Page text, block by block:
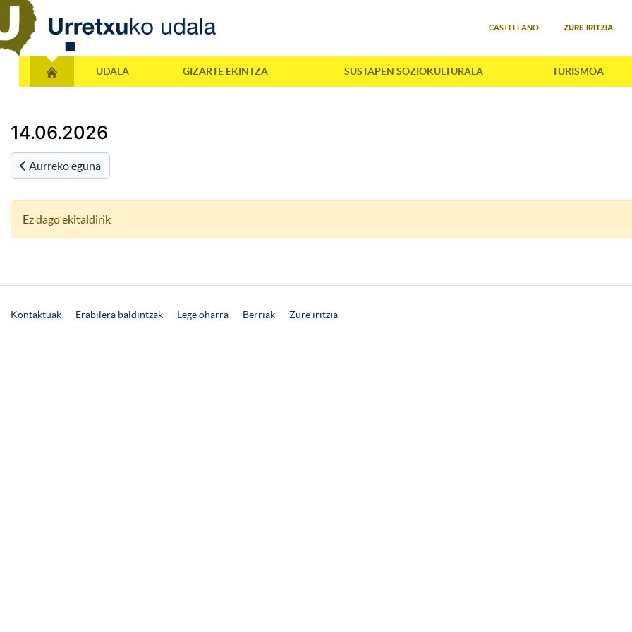
CASTELLANO ZURE IRITZIA
UDALA GIZARTE EKINTZA SUSTAPEN SOZIOKULTURALA TURISMOA
14.06.2026
Aurreko eguna
Ez dago ekitaldirik
Kontaktuak Erabilera baldintzak Lege oharra Berriak Zure iritzia